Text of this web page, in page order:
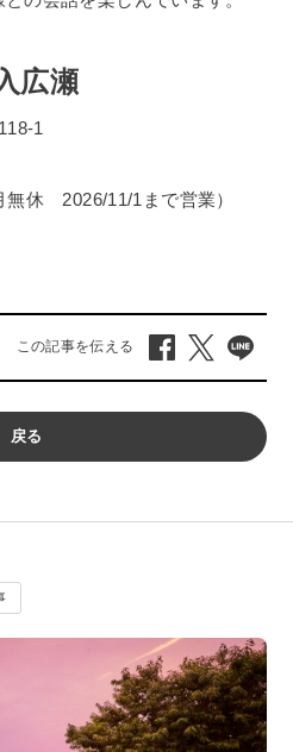
広瀬
1
無休 2026/11/1 まで営業）
戻る